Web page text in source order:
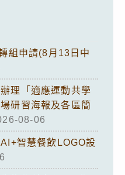
組申請(8月13日中
理「適應運動共學
研習海報及各區簡
08-06
智慧餐飲LOGO設